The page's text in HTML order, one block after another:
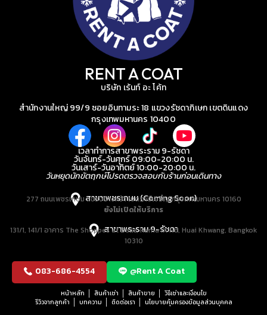
RENT A COAT
บริษัท เร้นท์ อะ โค้ท
สำนักงานใหญ่ 99/9 ซอยอินทามระ 18 แขวงรัชดาภิเษก เขตดินแดง
กรุงเทพมหานคร 10400
เวลาทำการสาขาพระราม 9-รัชดา
วันจันทร์-วันศุกร์ 09:00-20:00 น.
วันเสาร์-วันอาทิตย์ 10:00-20:00 น.
วันหยุดนักขัตฤกษ์โปรดตรวจสอบกับร้านก่อนเดินทาง
สาขาเพชรเกษม (Coming Soon)
277 ถนนเพชรเกษม แขวงบางหว้า เขตภาษีเจริญ กรุงเทพมหานคร 10160
ยังไม่เปิดให้บริการ
สาขาพระราม 9-รัชดา
131/1, 141/1 อาคาร The Shoppes at Belle, Rama IX Rd, Huai Khwang, Bangkok
10310
083-686-4554 @Rent A Coat
หน้าหลัก สินค้าเช่า สินค้าขาย
วิธีเช่าและเงื่อนไข
รีวิวจากลูกค้า
บทความ ติดต่อเรา นโยบายคุ้มครองข้อมูลส่วนบุคคล